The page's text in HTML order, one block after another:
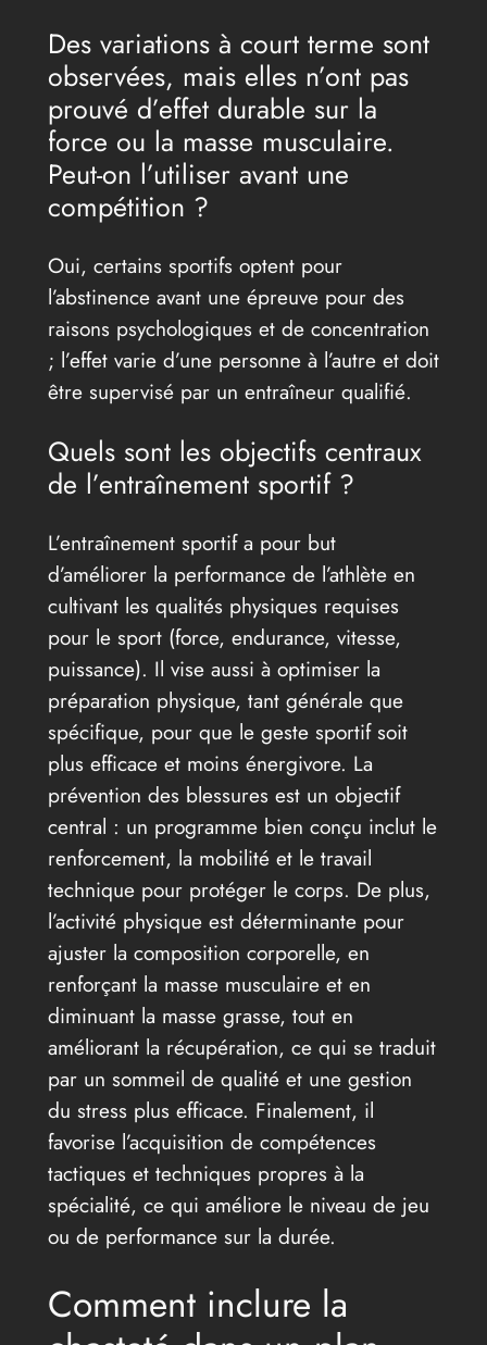
Des variations à court terme sont
observées, mais elles n’ont pas
prouvé d’effet durable sur la
force ou la masse musculaire.
Peut-on l’utiliser avant une
compétition ?
Oui, certains sportifs optent pour
l’abstinence avant une épreuve pour des
raisons psychologiques et de concentration
; l’effet varie d’une personne à l’autre et doit
être supervisé par un entraîneur qualifié.
Quels sont les objectifs centraux
de l’entraînement sportif ?
L’entraînement sportif a pour but
d’améliorer la performance de l’athlète en
cultivant les qualités physiques requises
pour le sport (force, endurance, vitesse,
puissance). Il vise aussi à optimiser la
préparation physique, tant générale que
spécifique, pour que le geste sportif soit
plus efficace et moins énergivore. La
prévention des blessures est un objectif
central : un programme bien conçu inclut le
renforcement, la mobilité et le travail
technique pour protéger le corps. De plus,
l’activité physique est déterminante pour
ajuster la composition corporelle, en
renforçant la masse musculaire et en
diminuant la masse grasse, tout en
améliorant la récupération, ce qui se traduit
par un sommeil de qualité et une gestion
du stress plus efficace. Finalement, il
favorise l’acquisition de compétences
tactiques et techniques propres à la
spécialité, ce qui améliore le niveau de jeu
ou de performance sur la durée.
Comment inclure la